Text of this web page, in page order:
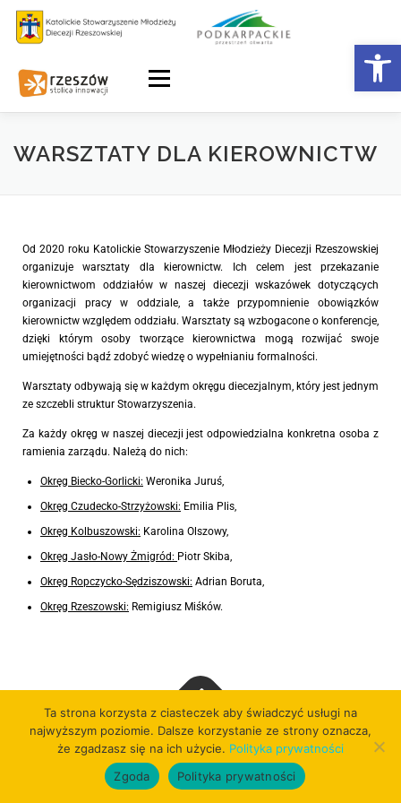
Menu
WARSZTATY DLA KIEROWNICTW
Od 2020 roku Katolickie Stowarzyszenie Młodzieży Diecezji Rzeszowskiej
organizuje warsztaty dla kierownictw. Ich celem jest przekazanie
kierownictwom oddziałów w naszej diecezji wskazówek dotyczących
organizacji pracy w oddziale, a także przypomnienie obowiązków
kierownictw względem oddziału. Warsztaty są wzbogacone o konferencje,
dzięki którym osoby tworzące kierownictwa mogą rozwijać swoje
umiejętności bądź zdobyć wiedzę o wypełnianiu formalności.
Warsztaty odbywają się w każdym okręgu diecezjalnym, który jest jednym
ze szczebli struktur Stowarzyszenia.
Za każdy okręg w naszej diecezji jest odpowiedzialna konkretna osoba z
ramienia zarządu. Należą do nich:
Okręg Biecko-Gorlicki: Weronika Juruś,
Okręg Czudecko-Strzyżowski: Emilia Plis,
Okręg Kolbuszowski: Karolina Olszowy,
Okręg Jasło-Nowy Żmigród: Piotr Skiba,
Okręg Ropczycko-Sędziszowski: Adrian Boruta,
Okręg Rzeszowski: Remigiusz Miśków.
Copyright © 2026
Ta strona korzysta z ciasteczek aby świadczyć usługi na
najwyższym poziomie. Dalsze korzystanie ze strony oznacza,
że zgadzasz się na ich użycie. Polityka prywatności
Zgoda
Polityka prywatności